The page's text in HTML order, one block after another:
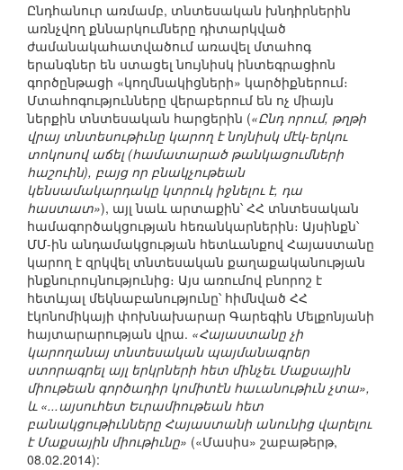
Ընդհանուր առմամբ, տնտեսական խնդիրներին
առնչվող քննարկումները դիտարկված
ժամանակահատվածում առավել մտահոգ
երանգներ են ստացել նույնիսկ ինտեգրացիոն
գործընթացի «կողմնակիցների» կարծիքներում։
Մտահոգությունները վերաբերում են ոչ միայն
ներքին տնտեսական հարցերին («Ընդ որում, թղթի
վրայ տնտեսութիւնը կարող է նոյնիսկ մէկ-երկու
տոկոսով աճել (համատարած թանկացումների
հաշուին), բայց որ բնակչութեան
կենսամակարդակը կտրուկ իջնելու է, դա
հաստատ»), այլ նաև արտաքին՝ ՀՀ տնտեսական
համագործակցության հեռանկարներին։ Այսինքն՝
ՄՄ-ին անդամակցության հետևանքով Հայաստանը
կարող է զրկվել տնտեսական քաղաքականության
ինքնուրույնությունից։ Այս առումով բնորոշ է
հետևյալ մեկնաբանությունը՝ հիմնված ՀՀ
էկոնոմիկայի փոխնախարար Գարեգին Մելքոնյանի
հայտարարության վրա. «Հայաստանը չի
կարողանայ տնտեսական պայմանագրեր
ստորագրել այլ երկրների հետ մինչեւ Մաքսային
միութեան գործադիր կոմիտէն հաւանութիւն չտա»,
և «...այսուհետ Եւրամիութեան հետ
բանակցութիւնները Հայաստանի անունից վարելու
է Մաքսային միութիւնը» («Մասիս» շաբաթերթ,
08.02.2014):